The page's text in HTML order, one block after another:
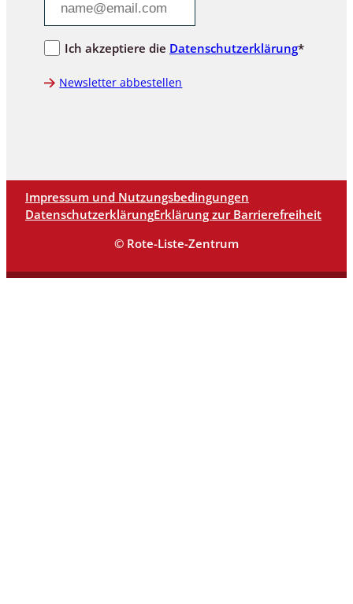
Ich akzeptiere die Datenschutzerklärung*
Newsletter abbestellen
Impressum und Nutzungsbedingungen
DatenschutzerklärungErklärung zur Barrierefreiheit
© Rote-Liste-Zentrum